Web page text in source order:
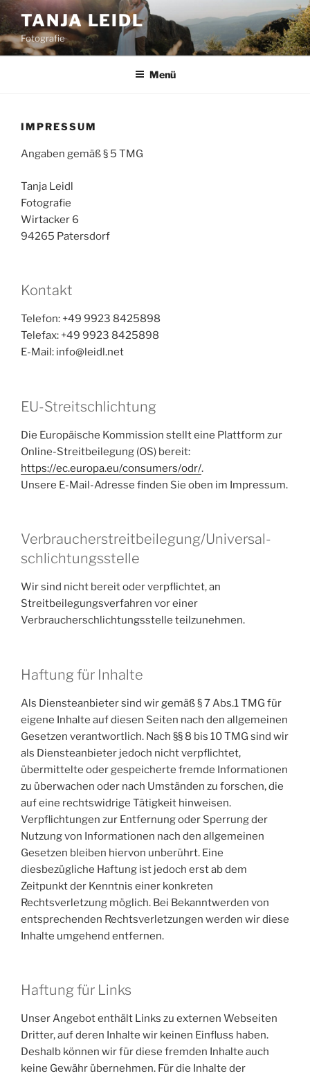
Zum
Inhalt
springen
TANJA LEIDL
Fotografie
Menü
IMPRESSUM
Angaben gemäß § 5 TMG
Tanja Leidl
Fotografie
Wirtacker 6
94265 Patersdorf
Kontakt
Telefon: +49 9923 8425898
Telefax: +49 9923 8425898
E-Mail: info@leidl.net
EU-Streitschlichtung
Die Europäische Kommission stellt eine Plattform zur
Online-Streitbeilegung (OS) bereit:
https://ec.europa.eu/consumers/odr/.
Unsere E-Mail-Adresse finden Sie oben im Impressum.
Verbraucher­streit­beilegung/Universal­
schlichtungs­stelle
Wir sind nicht bereit oder verpflichtet, an
Streitbeilegungsverfahren vor einer
Verbraucherschlichtungsstelle teilzunehmen.
Haftung für Inhalte
Als Diensteanbieter sind wir gemäß § 7 Abs.1 TMG für
eigene Inhalte auf diesen Seiten nach den allgemeinen
Gesetzen verantwortlich. Nach §§ 8 bis 10 TMG sind wir
als Diensteanbieter jedoch nicht verpflichtet,
übermittelte oder gespeicherte fremde Informationen
zu überwachen oder nach Umständen zu forschen, die
auf eine rechtswidrige Tätigkeit hinweisen.
Verpflichtungen zur Entfernung oder Sperrung der
Nutzung von Informationen nach den allgemeinen
Gesetzen bleiben hiervon unberührt. Eine
diesbezügliche Haftung ist jedoch erst ab dem
Zeitpunkt der Kenntnis einer konkreten
Rechtsverletzung möglich. Bei Bekanntwerden von
entsprechenden Rechtsverletzungen werden wir diese
Inhalte umgehend entfernen.
Haftung für Links
Unser Angebot enthält Links zu externen Webseiten
Dritter, auf deren Inhalte wir keinen Einfluss haben.
Deshalb können wir für diese fremden Inhalte auch
keine Gewähr übernehmen. Für die Inhalte der